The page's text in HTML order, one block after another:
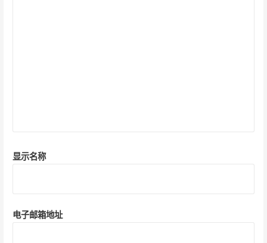
显示名称
电子邮箱地址